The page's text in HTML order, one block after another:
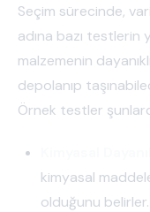
Seçim sürecinde,
adına bazı testlerin
malzemenin
depolanıp
Örnek testler
kimyasal
olduğunu belirler.